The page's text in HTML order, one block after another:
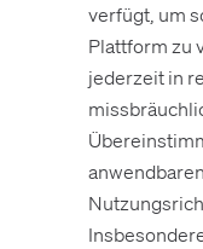
verfügt, um
Plattform zu
jederzeit in